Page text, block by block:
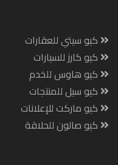
كيو سيتي للعقارات
كيو كارز للسيارات
كيو هاوس للخدم
كيو سيل للمنتجات
كيو ماركت للإعلانات
كيو صالون للحلاقة